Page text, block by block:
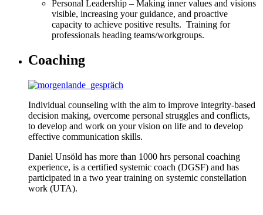
Personal Leadership – Making inner values and visions
visible, increasing your guidance, and proactive
capacity to achieve positive results. Training for
professionals heading teams/workgroups.
Coaching
Individual counseling with the aim to improve integrity-based
decision making, overcome personal struggles and conflicts,
to develop and work on your vision on life and to develop
effective communication skills.
Daniel Unsöld has more than 1000 hrs personal coaching
experience, is a certified systemic coach (DGSF) and has
participated in a two year training on systemic constellation
work (UTA).